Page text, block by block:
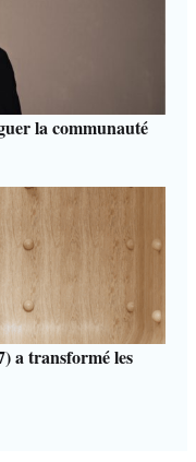
la communauté
a transformé les